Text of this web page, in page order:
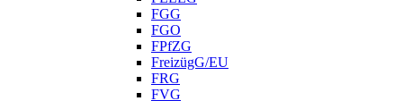
FGG
FGO
FPfZG
FreizügG/EU
FRG
FVG